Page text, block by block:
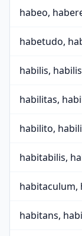
habeo,
habetudo,
habilis,
habilitas,
habilito,
habitabilis,
habitaculum,
habitans,